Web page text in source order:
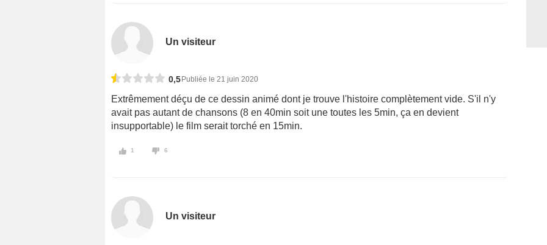
Un visiteur
0,5 Publiée le 21 juin 2020
Extrêmement déçu de ce dessin animé dont je trouve l'histoire complètement vide. S'il n'y
avait pas autant de chansons (8 en 40min soit une toutes les 5min, ça en devient
insupportable) le film serait torché en 15min.
1 6
Un visiteur